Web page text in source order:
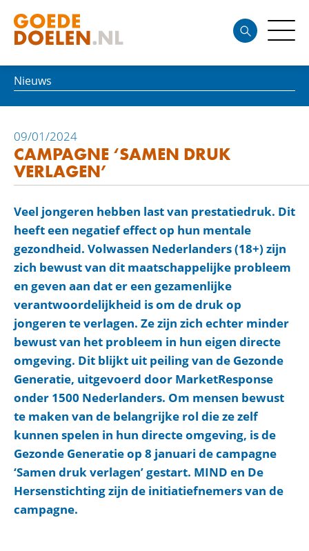
Nieuws
09/01/2024
CAMPAGNE ‘SAMEN DRUK
VERLAGEN’
Veel jongeren hebben last van prestatiedruk. Dit
heeft een negatief effect op hun mentale
gezondheid. Volwassen Nederlanders (18+) zijn
zich bewust van dit maatschappelijke probleem
en geven aan dat er een gezamenlijke
verantwoordelijkheid is om de druk op
jongeren te verlagen. Ze zijn zich echter minder
bewust van het probleem in hun eigen directe
omgeving. Dit blijkt uit peiling van de Gezonde
Generatie, uitgevoerd door MarketResponse
onder 1500 Nederlanders. Om mensen bewust
te maken van de belangrijke rol die ze zelf
kunnen spelen in hun directe omgeving, is de
Gezonde Generatie op 8 januari de campagne
‘Samen druk verlagen’ gestart. MIND en De
Hersenstichting zijn de initiatiefnemers van de
campagne.